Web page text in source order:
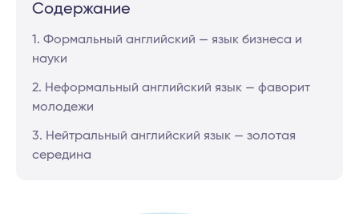
Содержание
1. Формальный английский — язык бизнеса и
науки
2. Неформальный английский язык — фаворит
молодежи
3. Нейтральный английский язык — золотая
середина